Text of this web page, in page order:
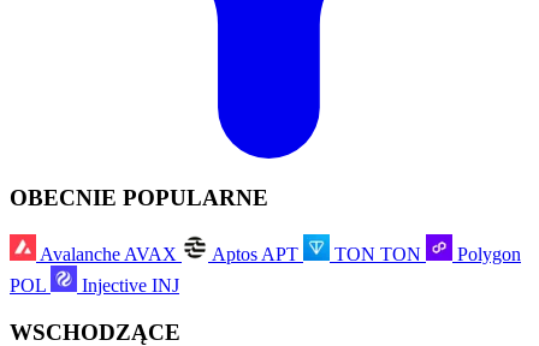
OBECNIE POPULARNE
Avalanche AVAX Aptos APT TON TON
Polygon
POL
Injective INJ
WSCHODZĄCE